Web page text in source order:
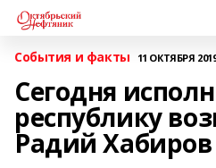
События и факты 11 ОКТЯБРЯ
Сегодня
республику
Радий Хабиров